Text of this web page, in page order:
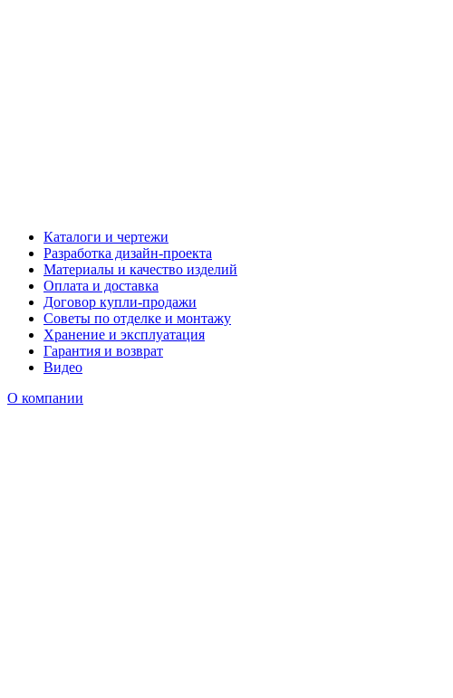
Каталоги и чертежи
Разработка дизайн-проекта
Материалы и качество изделий
Оплата и доставка
Договор купли-продажи
Советы по отделке и монтажу
Хранение и эксплуатация
Гарантия и возврат
Видео
О компании